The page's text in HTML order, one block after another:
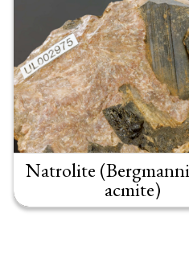
Natrolite
acmite)